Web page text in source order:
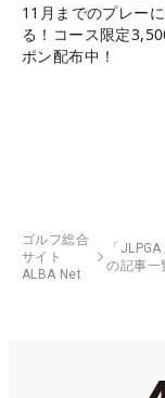
11月までのプレー
る！コース限定
ポン配布中！
ゴルフ総合
サイト
ALBA Net
「JLPGA
の記事一